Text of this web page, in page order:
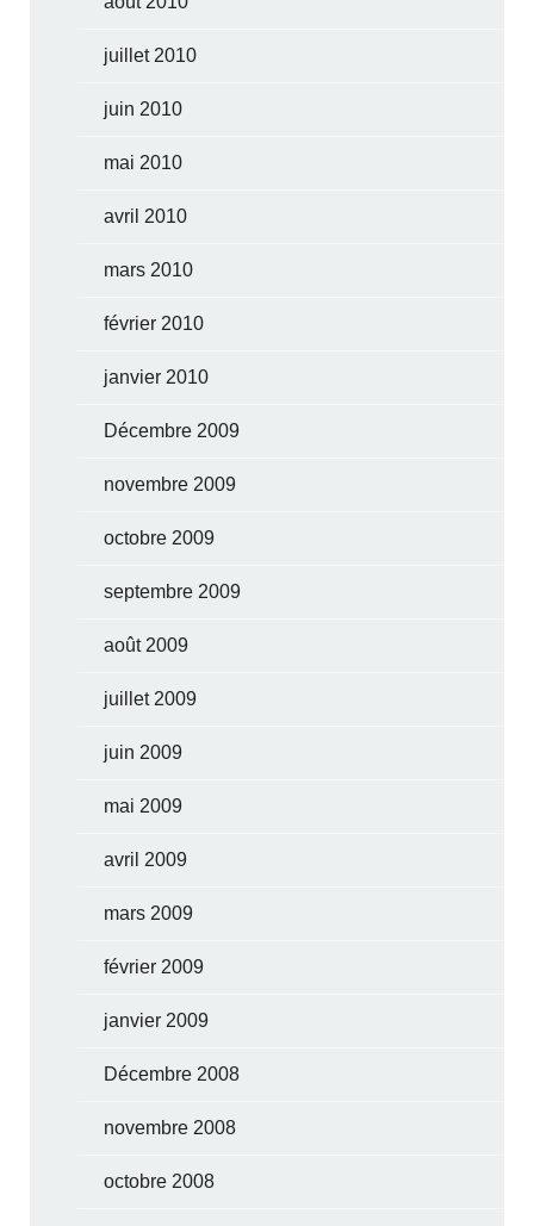
juillet 2010
juin 2010
mai 2010
avril 2010
mars 2010
février 2010
janvier 2010
Décembre 2009
novembre 2009
octobre 2009
septembre 2009
août 2009
juillet 2009
juin 2009
mai 2009
avril 2009
mars 2009
février 2009
janvier 2009
Décembre 2008
novembre 2008
octobre 2008